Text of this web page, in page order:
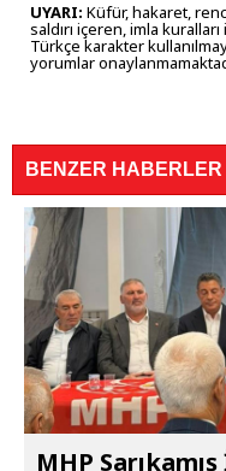
UYARI: Küfür, hakaret,
saldırı içeren, imla kuralları
Türkçe karakter
yorumlar
BENZER HABERLER
MHP